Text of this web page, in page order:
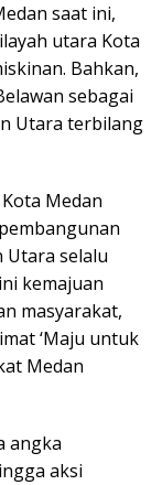
saat ini,
utara Kota
Bahkan,
sebagai
Utara terbilang
Medan
Utara selalu
kemajuan
masyarakat,
‘Maju untuk
Medan
angka
aksi